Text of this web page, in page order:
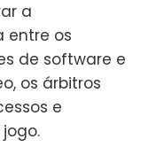
a
entre os
de software e
os árbitros
e